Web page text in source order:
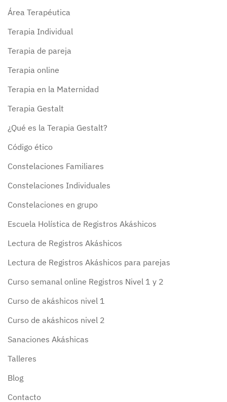
Área Terapéutica
Terapia Individual
Terapia de pareja
Terapia online
Terapia en la Maternidad
Terapia Gestalt
¿Qué es la Terapia Gestalt?
Código ético
Constelaciones Familiares
Constelaciones Individuales
Constelaciones en grupo
Escuela Holística de Registros Akáshicos
Lectura de Registros Akáshicos
Lectura de Registros Akáshicos para parejas
Curso semanal online Registros Nivel 1 y 2
Curso de akáshicos nivel 1
Curso de akáshicos nivel 2
Sanaciones Akáshicas
Talleres
Blog
Contacto